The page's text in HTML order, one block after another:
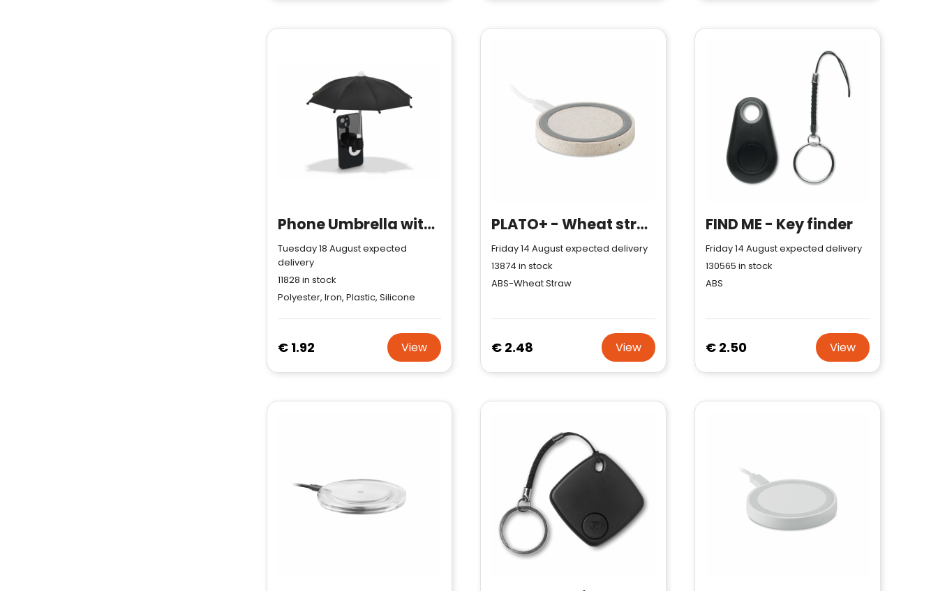
Phone Umbrella with Suction Holder
Tuesday 18 August expected
delivery
11828 in stock
Polyester, Iron, Plastic, Silicone
€ 1.92 View
PLATO+ - Wheat straw/ABS charger 5W
Friday 14 August expected delivery
13874 in stock
ABS-Wheat Straw
€ 2.48 View
FIND ME - Key finder
Friday 14 August expected delivery
130565 in stock
ABS
€ 2.50 View